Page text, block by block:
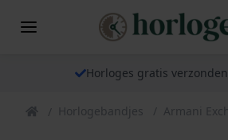
Horloges gratis
Horlogebandjes Armani